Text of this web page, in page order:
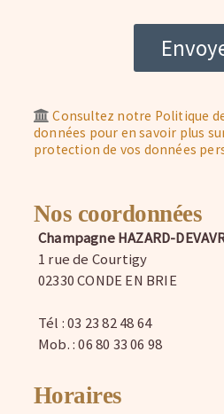
Consultez notre Politique
données pour en savoir plus
protection de vos données
Nos coordonnées
Champagne HAZARD-
1 rue de Courtigy
02330 CONDE EN BRIE
Tél : 03 23 82 48 64
Mob. : 06 80 33 06 98
Horaires